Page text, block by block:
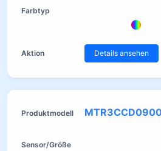
Details ansehen